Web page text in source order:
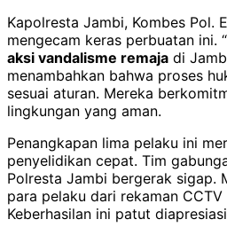
Kapolresta Jambi, Kombes Pol.
mengecam keras perbuatan ini.
aksi vandalisme remaja di
menambahkan bahwa proses
sesuai aturan. Mereka
lingkungan yang aman.
Penangkapan lima pelaku ini
penyelidikan cepat. Tim
Polresta Jambi bergerak sigap.
para pelaku dari rekaman
Keberhasilan ini patut